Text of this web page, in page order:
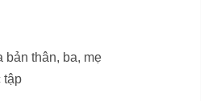
bản thân, ba, mẹ
tập